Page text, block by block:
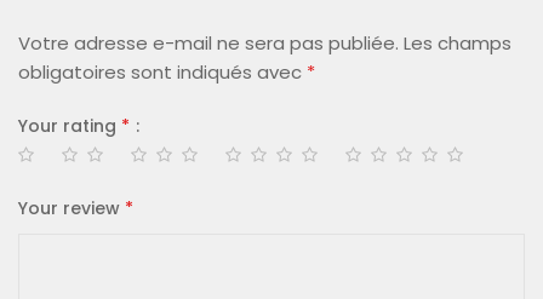
Votre adresse e-mail ne sera pas publiée. Les champs
obligatoires sont indiqués avec *
Your rating *
Your review *